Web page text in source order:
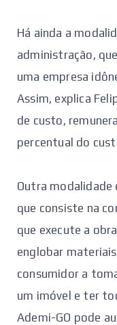
Há ainda a
administração,
uma empresa
Assim, explica
de custo,
percentual do
Outra modalidade
que consiste na
que execute a
englobar
consumidor a
um imóvel e ter
Ademi-GO pode